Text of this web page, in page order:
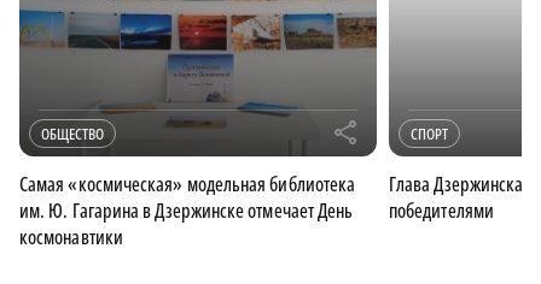
ОБЩЕСТВО r
Самая «космическая» модельная библиотека
им. Ю. Гагарина в Дзержинске отмечает День
космонавтики
СПОРТ
Глава Дзержинска
победителями